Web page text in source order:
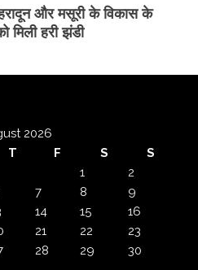
और मसूरी के विकास के
मिली हरी झंडी
2026
T F S
S
1
2
7 8
9
14 15
16
21 22
23
28 29
30